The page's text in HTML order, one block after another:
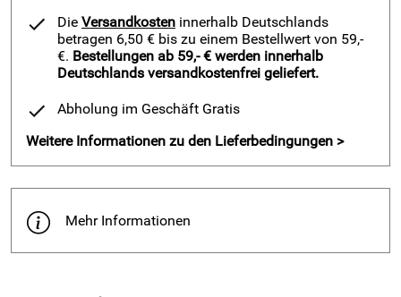
Die Versandkosten innerhalb Deutschlands
betragen 6,50 € bis zu einem Bestellwert von 59,-
€. Bestellungen ab 59,- € werden innerhalb
Deutschlands versandkostenfrei geliefert.
Abholung im Geschäft Gratis
Weitere Informationen zu den Lieferbedingungen >
Mehr Informationen